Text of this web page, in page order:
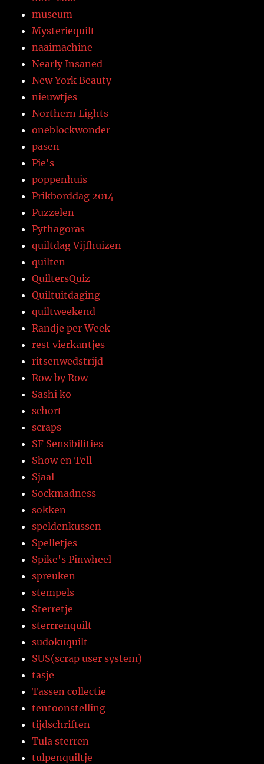
museum
Mysteriequilt
naaimachine
Nearly Insaned
New York Beauty
nieuwtjes
Northern Lights
oneblockwonder
pasen
Pie's
poppenhuis
Prikborddag 2014
Puzzelen
Pythagoras
quiltdag Vijfhuizen
quilten
QuiltersQuiz
Quiltuitdaging
quiltweekend
Randje per Week
rest vierkantjes
ritsenwedstrijd
Row by Row
Sashi ko
schort
scraps
SF Sensibilities
Show en Tell
Sjaal
Sockmadness
sokken
speldenkussen
Spelletjes
Spike's Pinwheel
spreuken
stempels
Sterretje
sterrrenquilt
sudokuquilt
SUS(scrap user system)
tasje
Tassen collectie
tentoonstelling
tijdschriften
Tula sterren
tulpenquiltje